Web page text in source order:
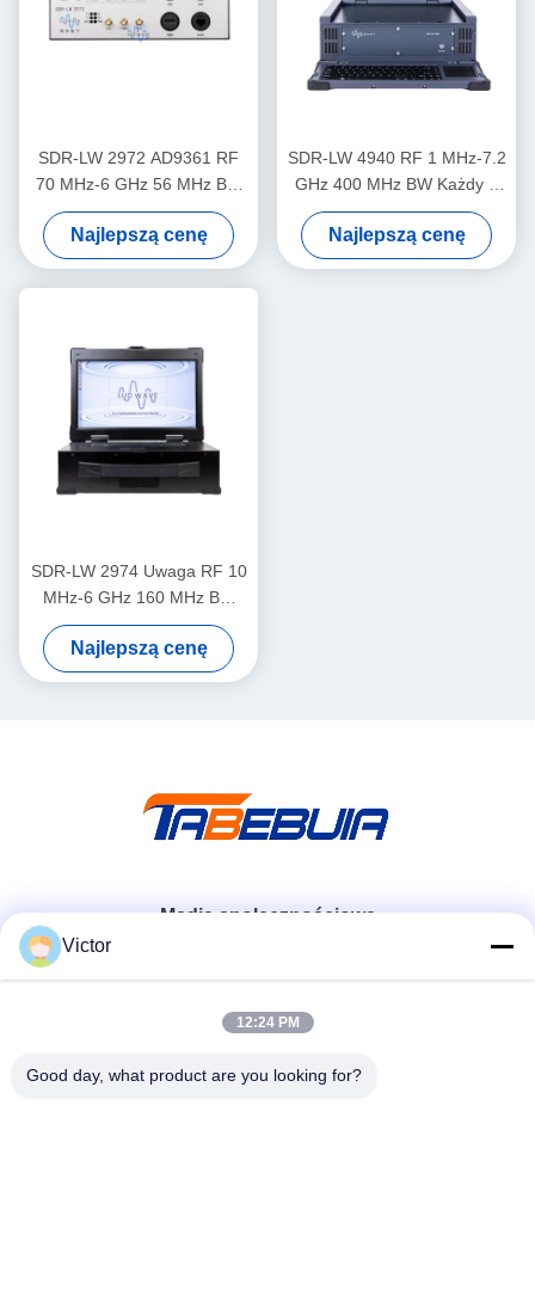
SDR-LW 2972 AD9361 RF
70 MHz-6 GHz 56 MHz BW
Każdy 2 kanały USB 3.0
USRP Zintegrowane
oprogramowanie Definicja
urządzenia radiowego
Najlepszą cenę
SDR-LW 4940 RF 1 MHz-7.2
GHz 400 MHz BW Każdy 4
kanały 1 × QSFP+ USB 3.0
Zintegrowany z i9 Display &
Keyboard Inside USRP
Najlepszą cenę
SDR-LW 2974 Uwaga RF 10
MHz-6 GHz 160 MHz BW
Każdy 2 kanały 4 × USB 3.0,
2 × SFP+ 4 × PCIE BUS i7
Procesor USRP
Najlepszą cenę
Media społecznościowe
Szybki kontakt
Tel.
Victor
12:24 PM
Good day, what product are you looking for?